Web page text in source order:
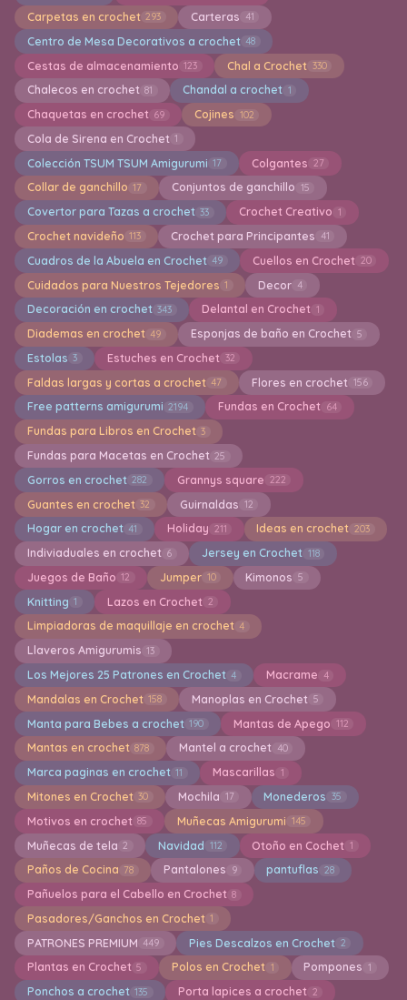
Carpetas en crochet 293 Carteras 41
Centro de Mesa Decorativos a crochet 48
Cestas de almacenamiento 123 Chal a Crochet 330
Chalecos en crochet 81 Chandal a crochet 1
Chaquetas en crochet 69 Cojines 102
Cola de Sirena en Crochet 1
Colección TSUM TSUM Amigurumi 17 Colgantes 27
Collar de ganchillo 17 Conjuntos de ganchillo 15
Covertor para Tazas a crochet 33 Crochet Creativo 1
Crochet navideño 113 Crochet para Principantes 41
Cuadros de la Abuela en Crochet 49 Cuellos en Crochet 20
Cuidados para Nuestros Tejedores 1 Decor 4
Decoración en crochet 343 Delantal en Crochet 1
Diademas en crochet 49 Esponjas de baño en Crochet 5
Estolas 3 Estuches en Crochet 32
Faldas largas y cortas a crochet 47 Flores en crochet 156
Free patterns amigurumi 2194 Fundas en Crochet 64
Fundas para Libros en Crochet 3
Fundas para Macetas en Crochet 25
Gorros en crochet 282 Grannys square 222
Guantes en crochet 32 Guirnaldas 12
Hogar en crochet 41 Holiday 211 Ideas en crochet 203
Indiviaduales en crochet 6 Jersey en Crochet 118
Juegos de Baño 12 Jumper 10 Kimonos 5
Knitting 1 Lazos en Crochet 2
Limpiadoras de maquillaje en crochet 4
Llaveros Amigurumis 13
Los Mejores 25 Patrones en Crochet 4 Macrame 4
Mandalas en Crochet 158 Manoplas en Crochet 5
Manta para Bebes a crochet 190 Mantas de Apego 112
Mantas en crochet 878 Mantel a crochet 40
Marca paginas en crochet 11 Mascarillas 1
Mitones en Crochet 30 Mochila 17 Monederos 35
Motivos en crochet 85 Muñecas Amigurumi 145
Muñecas de tela 2 Navidad 112 Otoño en Cochet 1
Paños de Cocina 78 Pantalones 9 pantuflas 28
Pañuelos para el Cabello en Crochet 8
Pasadores/Ganchos en Crochet 1
PATRONES PREMIUM 449 Pies Descalzos en Crochet 2
Plantas en Crochet 5 Polos en Crochet 1 Pompones 1
Ponchos a crochet 135 Porta lapices a crochet 2